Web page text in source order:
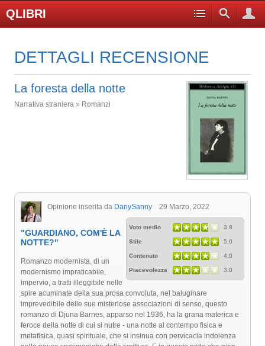
QLIBRI
DETTAGLI RECENSIONE
La foresta della notte
Narrativa straniera » Romanzi
Opinione inserita da DanySanny 29 Marzo, 2022
Voto medio 3.8
Stile 5.0
Contenuto 4.0
Piacevolezza 3.0
"GUARDIANO, COM'È LA
NOTTE?"
Romanzo modernista, di un
modernismo impraticabile,
impervio, a tratti illeggibile nelle
spire acuminate della sua prosa convoluta, nel baluginare
imprevedibile delle sue misteriose associazioni di senso, questo
romanzo di Djuna Barnes, apparso nel 1936, ha la grana materica e
feroce della notte di cui si nutre - una notte al contempo fisica e
metafisica, quasi spirituale, che si insinua con pervicacia indolenza